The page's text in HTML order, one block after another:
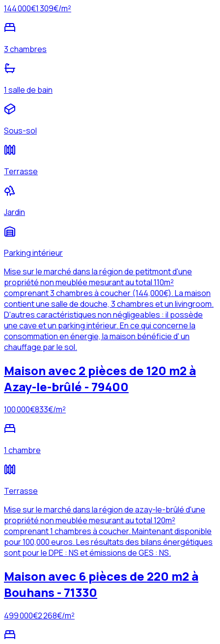
144 000€1 309€/m²
3 chambres
1 salle de bain
Sous-sol
Terrasse
Jardin
Parking intérieur
Mise sur le marché dans la région de petitmont d'une
propriété non meublée mesurant au total 110m²
comprenant 3 chambres à coucher (144,000€). La maison
contient une salle de douche, 3 chambres et un livingroom.
D'autres caractéristiques non négligeables : il possède
une cave et un parking intérieur. En ce qui concerne la
consommation en énergie, la maison bénéficie d' un
chauffage par le sol.
Maison avec 2 pièces de 120 m2 à
Azay-le-brûlé - 79400
100 000€833€/m²
1 chambre
Terrasse
Mise sur le marché dans la région de azay-le-brûlé d'une
propriété non meublée mesurant au total 120m²
comprenant 1 chambres à coucher. Maintenant disponible
pour 100,000 euros. Les résultats des bilans énergétiques
sont pour le DPE : NS et émissions de GES : NS.
Maison avec 6 pièces de 220 m2 à
Bouhans - 71330
499 000€2 268€/m²